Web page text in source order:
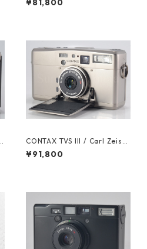
3.5-6.5 コンタックス (60784)
¥81,800
CONTAX TVS III / Carl Zeiss
Vario Sonner T* 30-60mm
F3.7-6.7 コンタックス（6048
¥91,800